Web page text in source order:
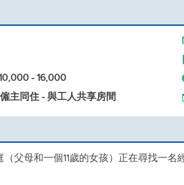
- 16,000
主同住 - 與工人共享房間
（父母和一個11歲的女孩）正在尋找一